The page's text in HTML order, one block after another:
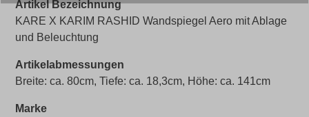
Artikel Bezeichnung
KARE X KARIM RASHID Wandspiegel Aero mit Ablage
und Beleuchtung
Artikelabmessungen
Breite: ca. 80cm, Tiefe: ca. 18,3cm, Höhe: ca. 141cm
Marke